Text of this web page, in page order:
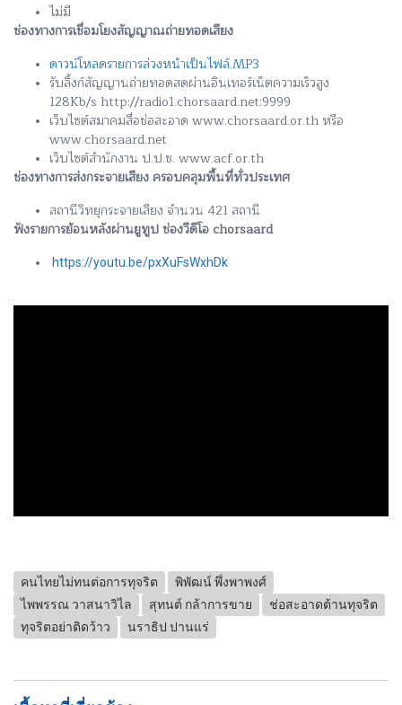
ไม่มี
ช่องทางการเชื่อมโยงสัญญาณถ่ายทอดเสียง
ดาวน์โหลดรายการล่วงหน้าเป็นไฟล์.MP3
รับลิ้งก์สัญญานถ่ายทอดสดผ่านอินเทอร์เน็ตความเร็วสูง
128Kb/s http://radio1.chorsaard.net:9999
เว็บไซต์สมาคมสื่อช่อสะอาด www.chorsaard.or.th หรือ
www.chorsaard.net
เว็บไซต์สำนักงาน ป.ป.ช. www.acf.or.th
ช่องทางการส่งกระจายเสียง ครอบคลุมพื้นที่ทั่วประเทศ
สถานีวิทยุกระจายเสียง จำนวน 421 สถานี
ฟังรายการย้อนหลังผ่านยูทูป ช่องวีดีโอ chorsaard
https://youtu.be/pxXuFsWxhDk
คนไทยไม่ทนต่อการทุจริต
พิพัฒน์ พึ่งพาพงศ์
ไพพรรณ วาสนาวิไล
สุทนต์ กล้าการขาย
ช่อสะอาดต้านทุจริต
ทุจริตอย่าติดว้าว
นราธิป ปานแร่